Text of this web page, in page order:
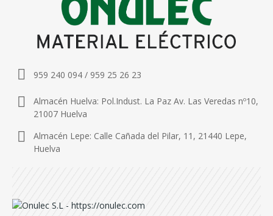
959 240 094 / 959 25 26 23
Almacén Huelva: Pol.Indust. La Paz Av. Las Veredas nº10,
21007 Huelva
Almacén Lepe: Calle Cañada del Pilar, 11, 21440 Lepe,
Huelva